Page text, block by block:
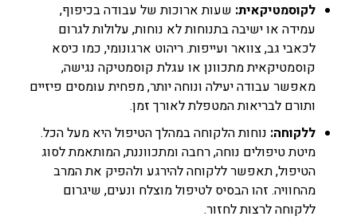
לקוסמטיקאית: שעות ארוכות של עבודה בכיפוף,
עמידה או ישיבה בתנוחות לא נוחות, עלולות לגרום
לכאבי גב, צוואר ועייפות. ריהוט ארגונומי, כמו כיסא
קוסמטיקאית מתכוונן או עגלת קוסמטיקה נגישה,
מאפשר עבודה יעילה ונוחה יותר, מפחית עומסים פיזיים
ותורם לבריאות המטפלת לאורך זמן.
ללקוחה: נוחות הלקוחה במהלך הטיפול היא מעל הכל.
מיטת טיפולים נוחה, רחבה ומתכווננת, המותאמת לסוג
הטיפול, תאפשר ללקוחה להירגע ולהפיק את המרב
מהחוויה. זהו הבסיס לטיפול מוצלח ונעים, שיגרום
ללקוחה לרצות לחזור.